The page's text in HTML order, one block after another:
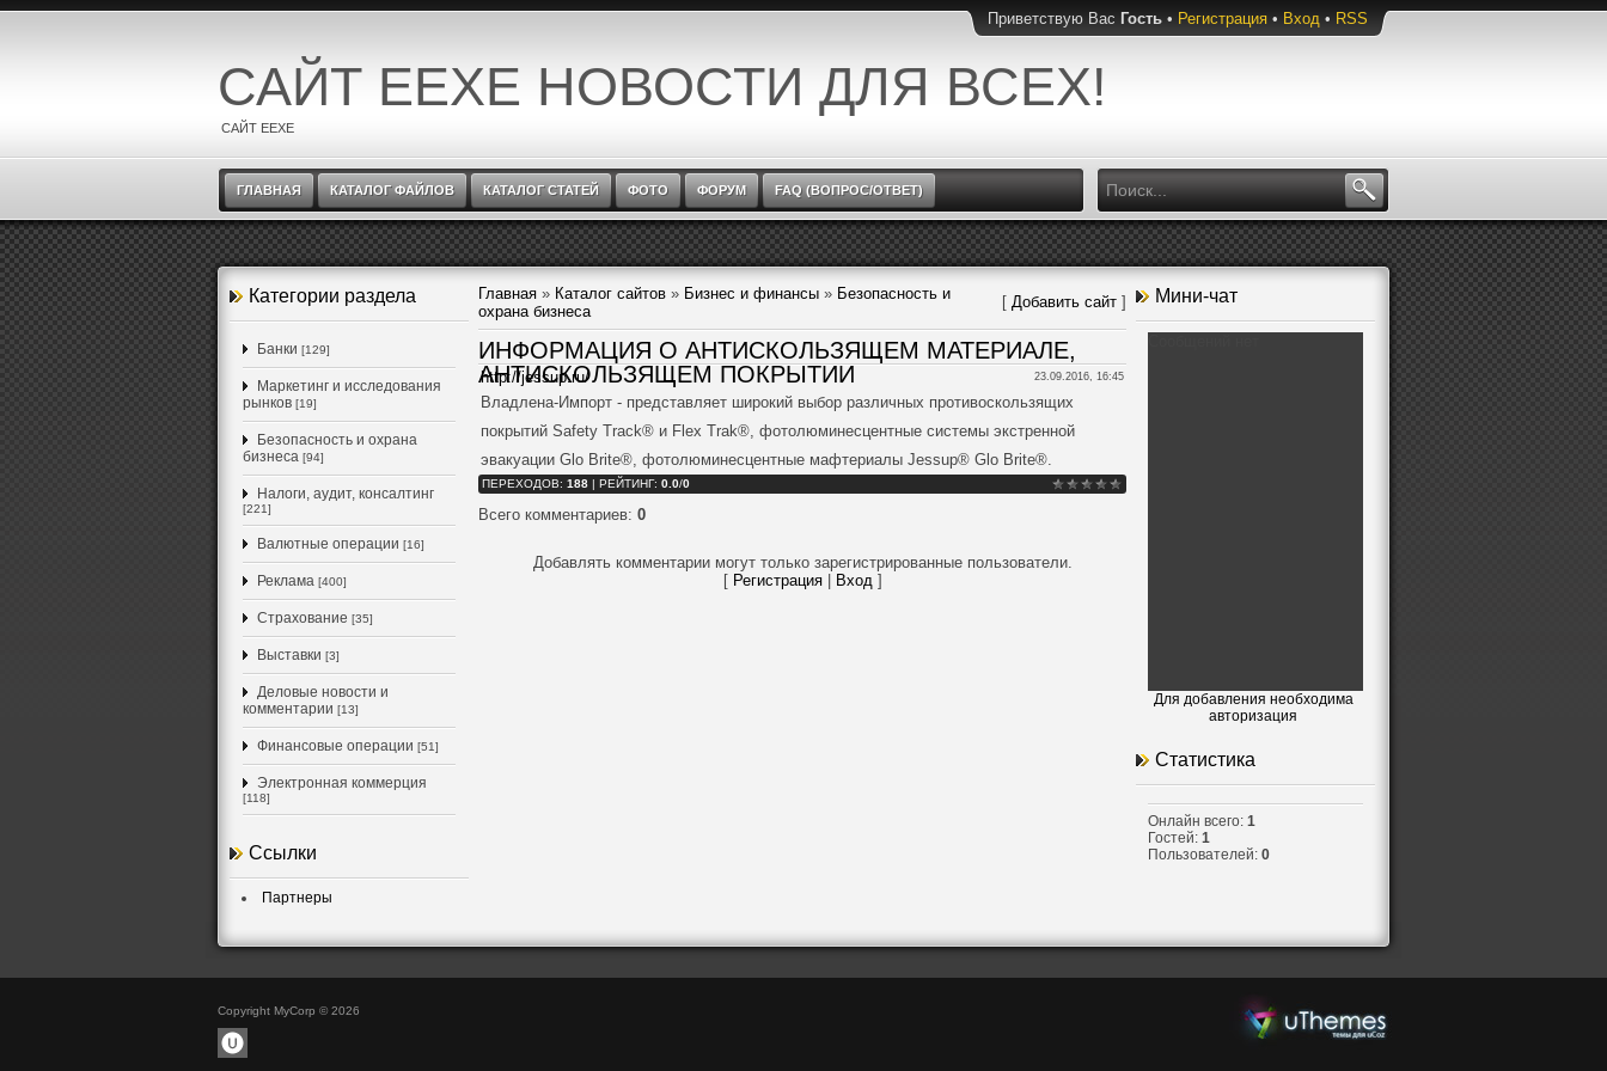
Приветствую Вас Гость • Регистрация • Вход • RSS
САЙТ EEXE НОВОСТИ ДЛЯ ВСЕХ!
САЙТ EEXE
ГЛАВНАЯ КАТАЛОГ ФАЙЛОВ КАТАЛОГ СТАТЕЙ ФОТО ФОРУМ FAQ (ВОПРОС/ОТВЕТ)
Категории раздела
Банки [129]
Маркетинг и исследования
рынков [19]
Безопасность и охрана
бизнеса [94]
Налоги, аудит, консалтинг
[221]
Валютные операции [16]
Реклама [400]
Страхование [35]
Выставки [3]
Деловые новости и
комментарии [13]
Финансовые операции [51]
Электронная коммерция
[118]
Ссылки
Партнеры
Главная » Каталог сайтов » Бизнес и финансы » Безопасность и
охрана бизнеса
[ Добавить сайт ]
ИНФОРМАЦИЯ О АНТИСКОЛЬЗЯЩЕМ МАТЕРИАЛЕ,
АНТИСКОЛЬЗЯЩЕМ ПОКРЫТИИ
http://jessup.ru/ 23.09.2016, 16:45
Владлена-Импорт - представляет широкий выбор различных противоскользящих
покрытий Safety Track® и Flex Trak®, фотолюминесцентные системы экстренной
эвакуации Glo Brite®, фотолюминесцентные мафтериалы Jessup® Glo Brite®.
ПЕРЕХОДОВ: 188 | РЕЙТИНГ: 0.0/0
Всего комментариев: 0
Добавлять комментарии могут только зарегистрированные пользователи.
[ Регистрация| Вход]
Мини-чат
Для добавления необходима
авторизация
Статистика
Онлайн всего: 1
Гостей: 1
Пользователей: 0
Copyright MyCorp © 2026